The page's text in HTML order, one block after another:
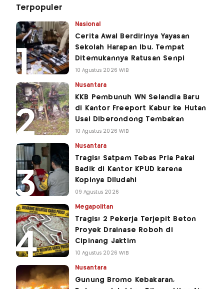
Terpopuler
Nasional
Cerita Awal Berdirinya Yayasan
Sekolah Harapan Ibu, Tempat
Ditemukannya Ratusan Senpi
10 Agustus 2026 WIB
Nusantara
KKB Pembunuh WN Selandia Baru
di Kantor Freeport Kabur ke Hutan
Usai Diberondong Tembakan
10 Agustus 2026 WIB
Nusantara
Tragis! Satpam Tebas Pria Pakai
Badik di Kantor KPUD karena
Kopinya Diludahi
09 Agustus 2026
Megapolitan
Tragis! 2 Pekerja Terjepit Beton
Proyek Drainase Roboh di
Cipinang Jaktim
10 Agustus 2026 WIB
Nusantara
Gunung Bromo Kebakaran,